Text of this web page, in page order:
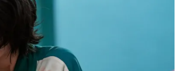
tarihinde yayınlanan ve tüm dünyada
gelen Netflix dizisi Squid Game'in
2. sezonu bugün yayınlandı.